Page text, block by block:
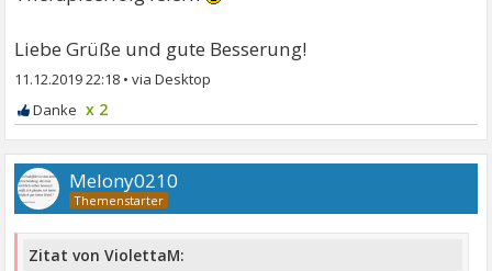
Liebe Grüße und gute Besserung!
11.12.2019 22:18 •
x 2
Melony0210
Zitat von ViolettaM: